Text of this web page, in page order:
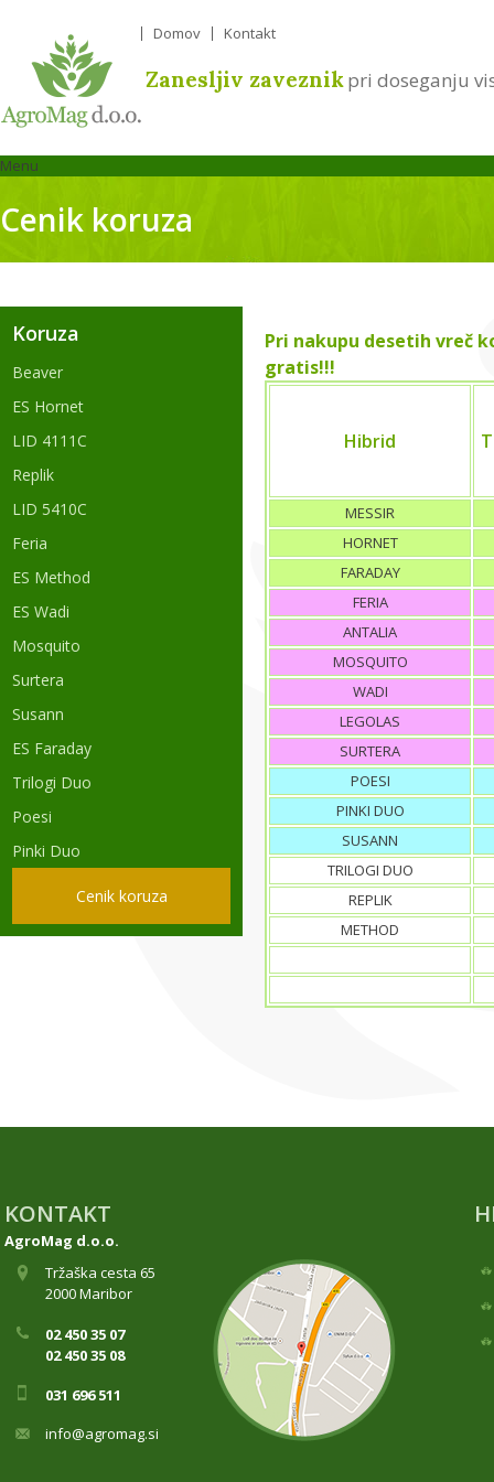
Domov Kontakt
Zanesljiv zaveznikpri doseganju
Menu
Cenik koruza
Koruza
Beaver
ES Hornet
LID 4111C
Replik
LID 5410C
Feria
ES Method
ES Wadi
Mosquito
Surtera
Susann
ES Faraday
Trilogi Duo
Poesi
Pinki Duo
Cenik koruza
Pri nakupu desetih vreč
gratis!!!
Hibrid
MESSIR
HORNET
FARADAY
FERIA
ANTALIA
MOSQUITO
WADI
LEGOLAS
SURTERA
POESI
PINKI DUO
SUSANN
TRILOGI DUO
REPLIK
METHOD
KONTAKT
AgroMag d.o.o.
Tržaška cesta 65
2000 Maribor
02 450 35 07
02 450 35 08
031 696 511
info@agromag.si